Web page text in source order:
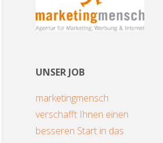
UNSER JOB
marketingmensch
verschafft Ihnen einen
besseren Start in das